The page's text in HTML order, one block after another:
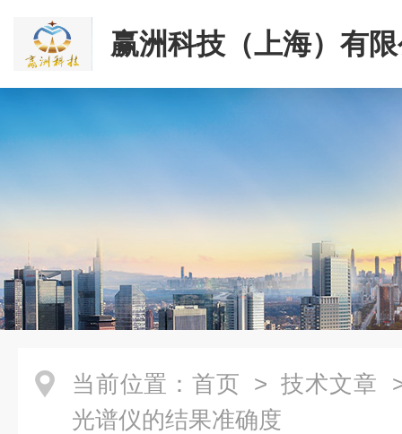
赢洲科技（上海）有
当前位置： 首页 > 技术文章
光谱仪的结果准确度